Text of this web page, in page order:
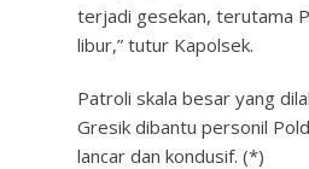
terjadi gesekan, terutama
libur,” tutur Kapolsek.
Patroli skala besar yang
Gresik dibantu personil
lancar dan kondusif. (*)